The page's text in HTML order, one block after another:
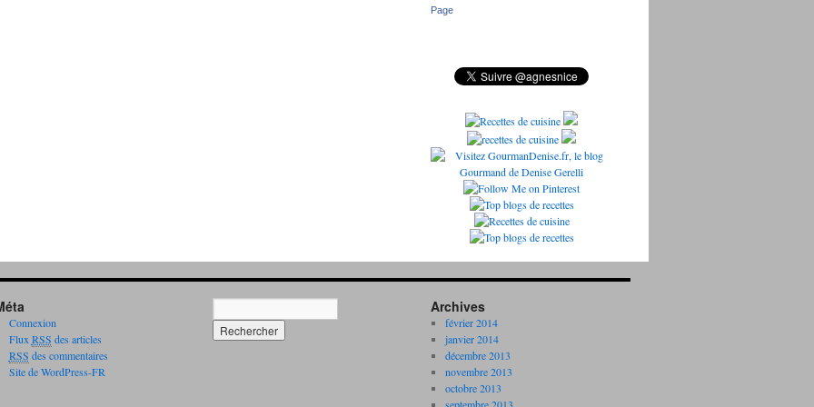
Page
Connexion
Flux RSS des articles
RSS des commentaires
Site de WordPress-FR
Archives
février 2014
janvier 2014
décembre 2013
novembre 2013
octobre 2013